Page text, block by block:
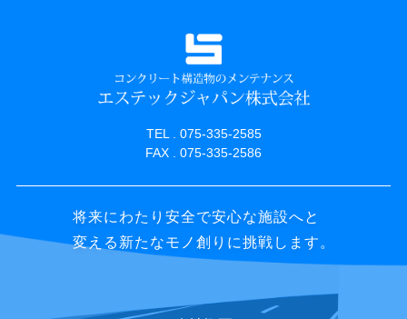
TEL . 075-335-2585
FAX . 075-335-2586
将来にわたり安全で安心な施設へと
変える新たなモノ創りに挑戦します。